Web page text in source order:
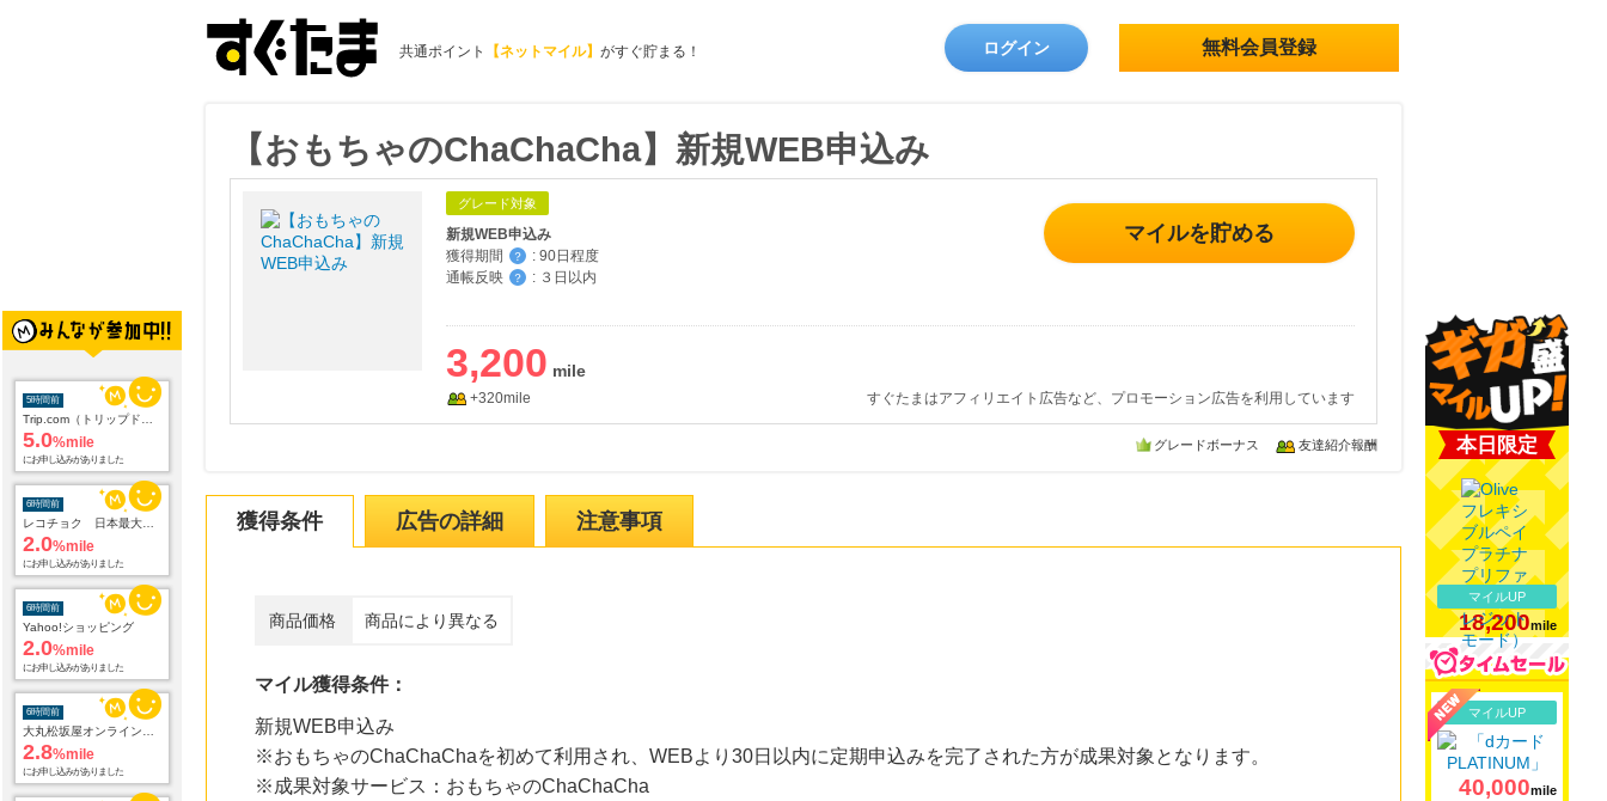
共通ポイント 【ネットマイル】 がすぐ貯まる！ ログイン 無料会員登録
5時間前
5.0%mile
にお申し込みがありました
6時間前
2.0%mile
にお申し込みがありました
6時間前
Yahoo!ショッピング
2.0%mile
にお申し込みがありました
6時間前
2.8%mile
にお申し込みがありました
【おもちゃのChaChaCha】新規WEB申込み
グレード対象
新規WEB申込み
獲得期間
？ : 90日程度
通帳反映
？ : ３日以内
マイルを貯める
3,200
+320mile すぐたまはアフィリエイト広告など、プロモーション広告を利用しています
グレードボーナス 友達紹介報酬
獲得条件 広告の詳細 注意事項
商品価格 商品により異なる
マイル獲得条件：
新規WEB申込み
※おもちゃのChaChaChaを初めて利用され、WEBより30日以内に定期申込みを完了された方が成果対象となります。
※成果対象サービス：おもちゃのChaChaCha
本日限定
マイルUP
18,200mile
マイルUP
40,000mile